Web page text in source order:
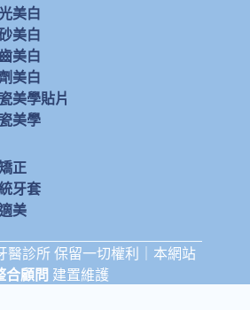
美白
美白
美白
美白
美學貼片
美學
正
牙套
美
醫診所 保留一切權利｜本網站
合顧問 建置維護